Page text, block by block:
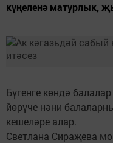
күңеленә матурлык,
Бүгенге көндә
йөрүче нәни
кешеләре алар.
Светлана Сираҗева